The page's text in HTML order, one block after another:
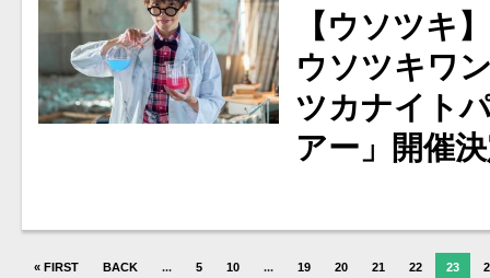
【ウソツキ】
ウソツキワ
ツカナイト
アー」開催
« FIRST BACK ... 5 10 ... 19 20 21 22 23